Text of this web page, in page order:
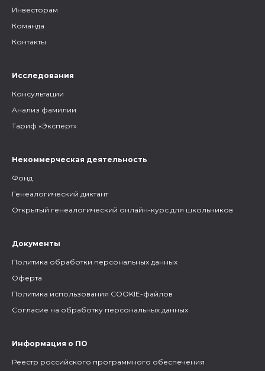
Инвесторам
Команда
Контакты
Исследования
Консультации
Анализ фамилии
Тариф «Эксперт»
Некоммерческая деятельность
Фонд
Генеалогический диктант
Открытый генеалогический онлайн-курс для школьников
Документы
Политика обработки персональных данных
Оферта
Политика использования COOKIE-файлов
Согласие на обработку персональных данных
Информация о ПО
Реестр российского программного обеспечения